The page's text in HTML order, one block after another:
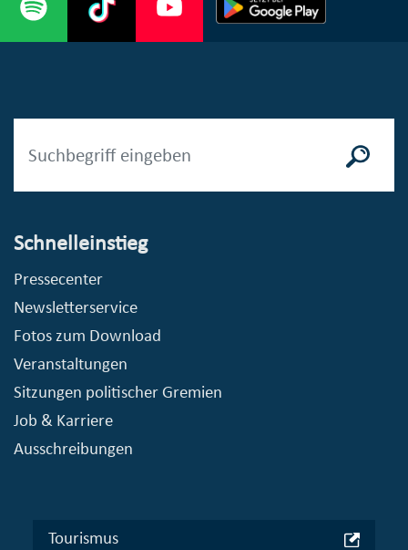
Schnelleinstieg
Pressecenter
Newsletterservice
Fotos zum Download
Veranstaltungen
Sitzungen politischer Gremien
Job & Karriere
Ausschreibungen
Tourismus